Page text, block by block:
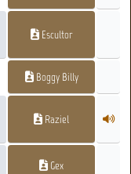
Escultor
Boggy Billy
Raziel
Gex